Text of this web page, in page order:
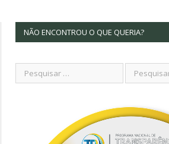
NÃO ENCONTROU O QUE QUERIA?